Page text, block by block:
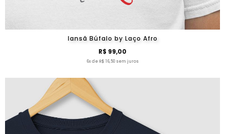
Iansã Búfalo by Laço Afro
R$ 99,00
6x de R$ 16,50 sem juros